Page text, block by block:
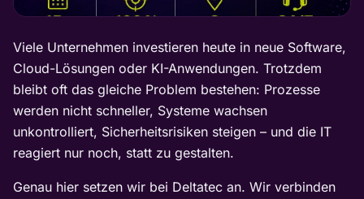
Viele Unternehmen investieren heute in neue Software,
Cloud-Lösungen oder KI-Anwendungen. Trotzdem
bleibt oft das gleiche Problem bestehen: Prozesse
werden nicht schneller, Systeme wachsen
unkontrolliert, Sicherheitsrisiken steigen – und die IT
reagiert nur noch, statt zu gestalten.
Genau hier setzen wir bei Deltatec an. Wir verbinden